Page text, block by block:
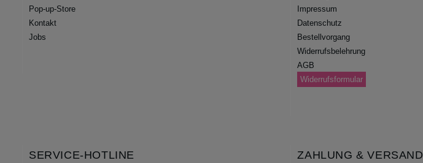
Pop-up-Store
Kontakt
Jobs
Impressum
Datenschutz
Bestellvorgang
Widerrufsbelehrung
AGB
Widerrufsformular
SERVICE-HOTLINE ZAHLUNG & VERSAND